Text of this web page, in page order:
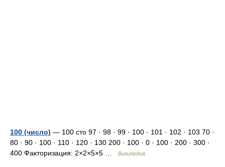
100 (число) — 100 сто 97 · 98 · 99 · 100 · 101 · 102 · 103 70 ·
80 · 90 · 100 · 110 · 120 · 130 200 · 100 · 0 · 100 · 200 · 300 ·
400 Факторизация: 2×2×5×5 …
Википедия